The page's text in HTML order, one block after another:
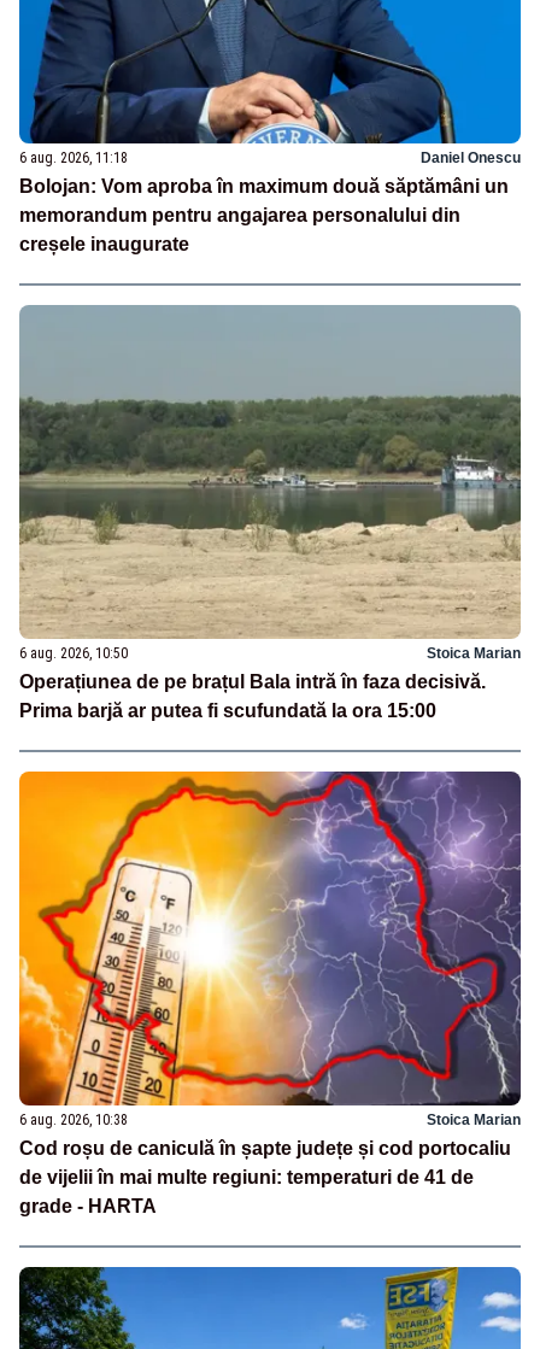
6 aug. 2026, 11:18 Daniel Onescu
Bolojan: Vom aproba în maximum două săptămâni un
memorandum pentru angajarea personalului din
creșele inaugurate
6 aug. 2026, 10:50 Stoica Marian
Operațiunea de pe brațul Bala intră în faza decisivă.
Prima barjă ar putea fi scufundată la ora 15:00
6 aug. 2026, 10:38 Stoica Marian
Cod roșu de caniculă în șapte județe și cod portocaliu
de vijelii în mai multe regiuni: temperaturi de 41 de
grade - HARTA